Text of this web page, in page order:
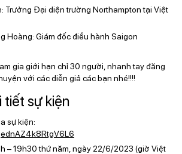
Trưởng Đại diện trường Northampton tại Việt
Hoàng: Giám đốc điều hành Saigon
gia giới hạn chỉ 30 người, nhanh tay đăng
với các diễn giả các bạn nhé!!!!
tiết sự kiện
sự kiện:
– 19h30 thứ năm, ngày22/6/2023 (giờ Việt